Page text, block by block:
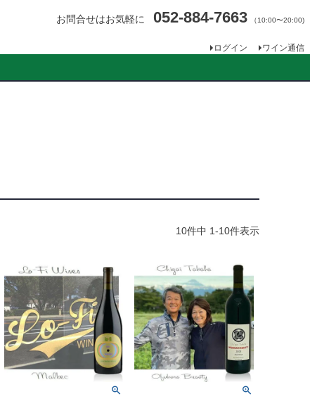
お問合せはお気軽に 052-884-7663 （10:00〜20:00)
ログイン ワイン通信
10件中 1-10件表示